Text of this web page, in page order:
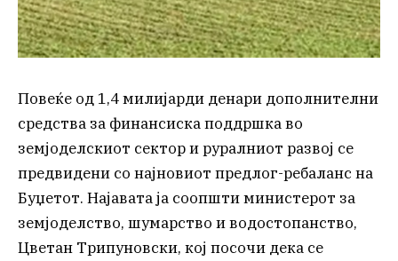
Повеќе од 1,4 милијарди денари дополнителни
средства за финансиска поддршка во
земјоделскиот сектор и руралниот развој се
предвидени со најновиот предлог-ребаланс на
Буџетот. Најавата ја соопшти министерот за
земјоделство, шумарство и водостопанство,
Цветан Трипуновски, кој посочи дека се